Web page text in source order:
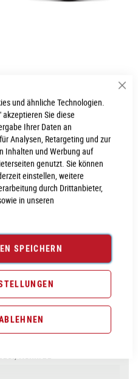
und ähnliche Technologien.
Sie diese
Ihrer Daten an
Analysen, Retargeting und zur
Inhalten und Werbung auf
genutzt. Sie können
einstellen, weitere
durch Drittanbieter,
in unseren
SPEICHERN
VEREINBAREN
Rennrad